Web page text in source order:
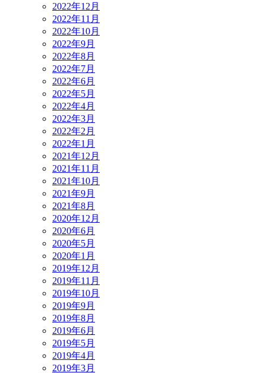
2022年12月
2022年11月
2022年10月
2022年9月
2022年8月
2022年7月
2022年6月
2022年5月
2022年4月
2022年3月
2022年2月
2022年1月
2021年12月
2021年11月
2021年10月
2021年9月
2021年8月
2020年12月
2020年6月
2020年5月
2020年1月
2019年12月
2019年11月
2019年10月
2019年9月
2019年8月
2019年6月
2019年5月
2019年4月
2019年3月